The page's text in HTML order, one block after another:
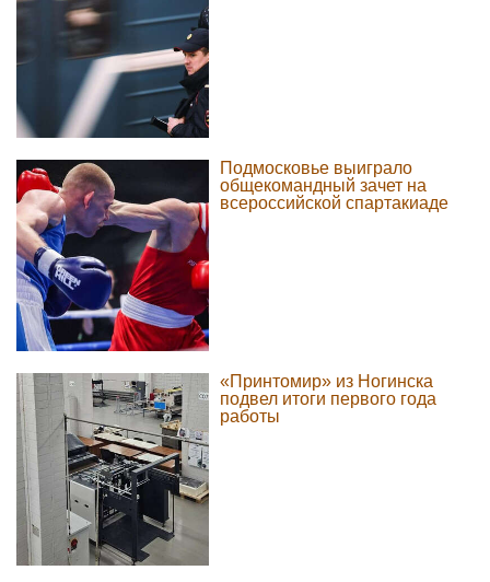
Подмосковье выиграло
общекомандный зачет на
всероссийской спартакиаде
«Принтомир» из Ногинска
подвел итоги первого года
работы